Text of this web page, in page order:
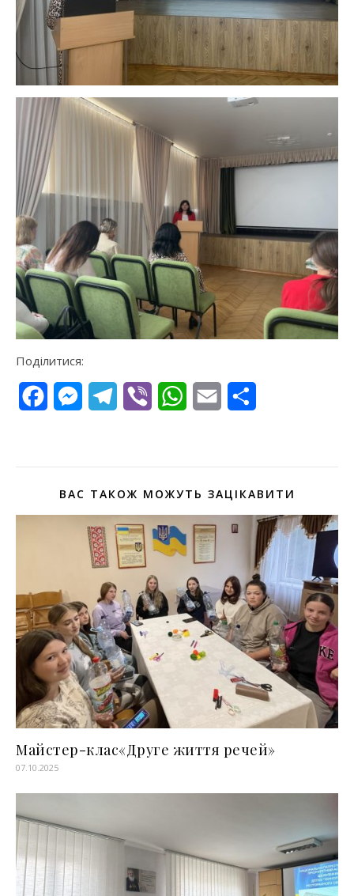
Поділитися:
FacebookMessengerTelegram
Viber WhatsApp
Email
ВАС ТАКОЖ МОЖУТЬ ЗАЦІКАВИТИ
Майстер-клас«Друге життя речей»
07.10.2025